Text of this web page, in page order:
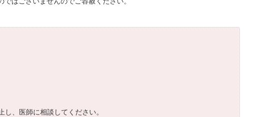
、医師に相談してください。